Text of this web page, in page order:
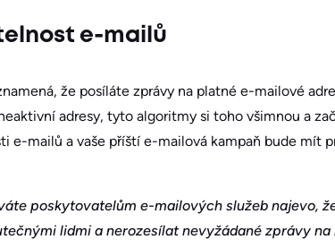
e-mailů
že posíláte zprávy na platné e-mailové
adresy, tyto algoritmy si toho všimnou a
e-mailů a vaše příští e-mailová kampaň bude mít
poskytovatelům e-mailových služeb najevo,
lidmi a nerozesílat nevyžádané zprávy na